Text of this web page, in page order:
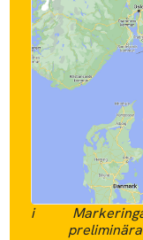
i